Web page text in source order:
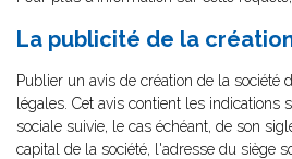
La publicité de la
Publier un avis de création de la société
légales. Cet avis contient les indications
sociale suivie, le cas échéant, de son
capital de la société, l'adresse du siège